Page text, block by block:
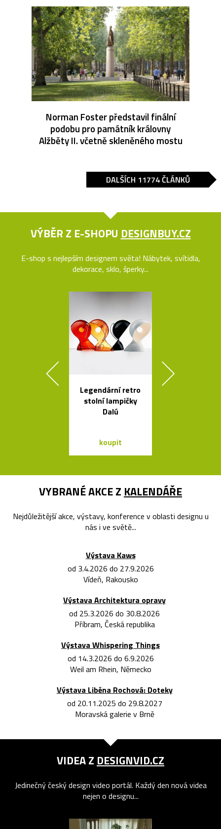
Norman Foster představil finální
podobu pro památník královny
Alžběty II. včetně skleněného mostu
DALŠÍCH 11774 ČLÁNKŮ
VÝBĚR Z E-SHOPU DESIGNBUY.CZ
E-shop s nejlepším designem světa! Nábytek, svítidla,
dekorace, sklo, šperky...
Legendární retro
stolní lampičky
Dalú
koupit
VYBRANÉ AKCE Z KALENDÁŘE
Nejdůležitější akce, výstavy, konference v oblasti designu u
nás i ve světě...
Výstava Kaws
od 3.4.2026 do 27.9.2026
Vídeň, Rakousko
Výstava Architektura opravy
od 25.3.2026 do 30.8.2026
Příbram, Česká republika
Výstava Whispering Things
od 14.3.2026 do 6.9.2026
Weil am Rhein, Německo
Výstava Liběna Rochová: Doteky
od 20.11.2025 do 29.8.2027
Moravská galerie v Brně
VIDEA Z DESIGNVID.CZ
Jedinečný český design video portál. Každý den nová videa
nejen o designu...